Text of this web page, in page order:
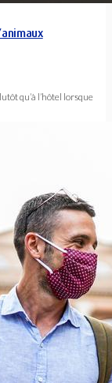
qu’à l’hôtel lorsque